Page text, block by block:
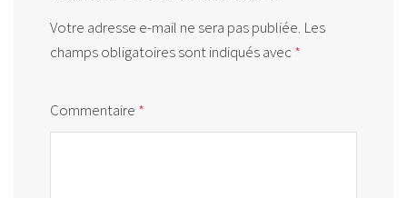
Votre adresse e-mail ne sera pas publiée. Les
champs obligatoires sont indiqués avec*
Commentaire *